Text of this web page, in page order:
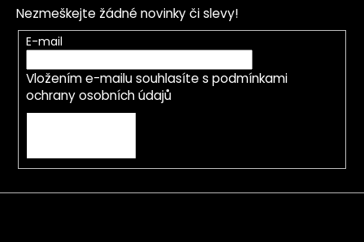
y
v
ý
p
i
Nezmeškejte žádné novinky či slevy!
E-mail
Vložením e-mailu souhlasíte s podmínkami
ochrany osobních údajů